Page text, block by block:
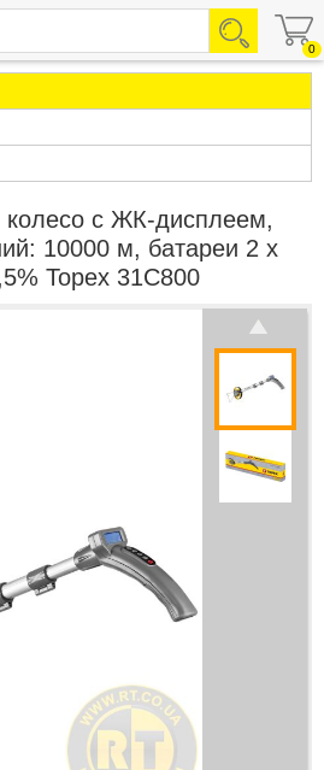
0
с ЖК-дисплеем,
10000 м, батареи 2 x
Topex 31C800